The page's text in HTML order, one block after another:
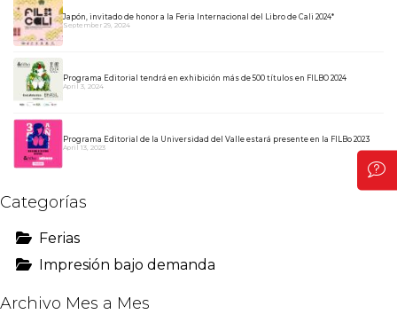
Japón, invitado de honor a la Feria Internacional del Libro de Cali 2024*
September 29, 2024
Programa Editorial tendrá en exhibición más de 500 títulos en FILBO 2024
April 3, 2024
Programa Editorial de la Universidad del Valle estará presente en la FILBo 2023
April 13, 2023
Categorías
Ferias
Impresión bajo demanda
Archivo Mes a Mes